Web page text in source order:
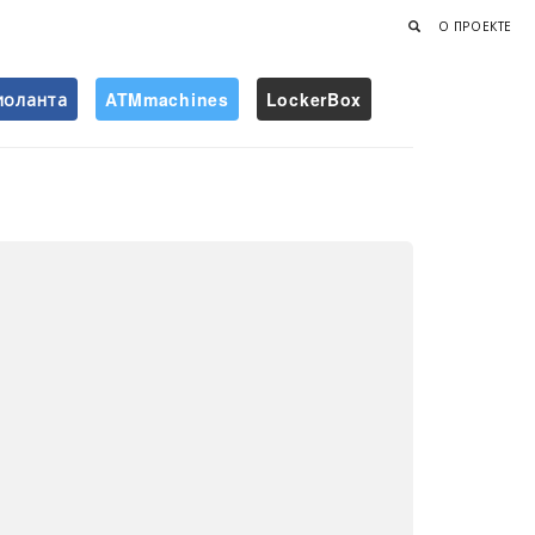
О ПРОЕКТЕ
ATMmachines LockerBox